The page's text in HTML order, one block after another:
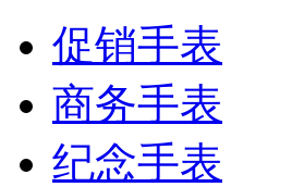
促销手表
商务手表
纪念手表